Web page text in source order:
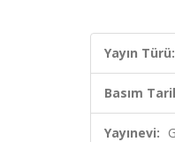
Yayın Türü:
Basım
Yayınevi: